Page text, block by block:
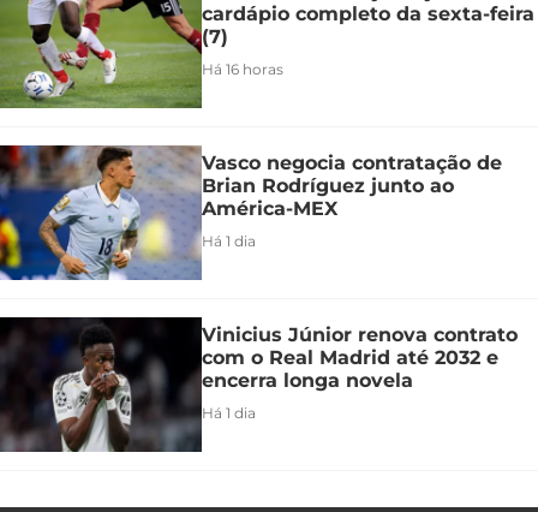
cardápio completo da sexta-feira
(7)
Há 16 horas
Vasco negocia contratação de
Brian Rodríguez junto ao
América-MEX
Há 1 dia
Vinicius Júnior renova contrato
com o Real Madrid até 2032 e
encerra longa novela
Há 1 dia